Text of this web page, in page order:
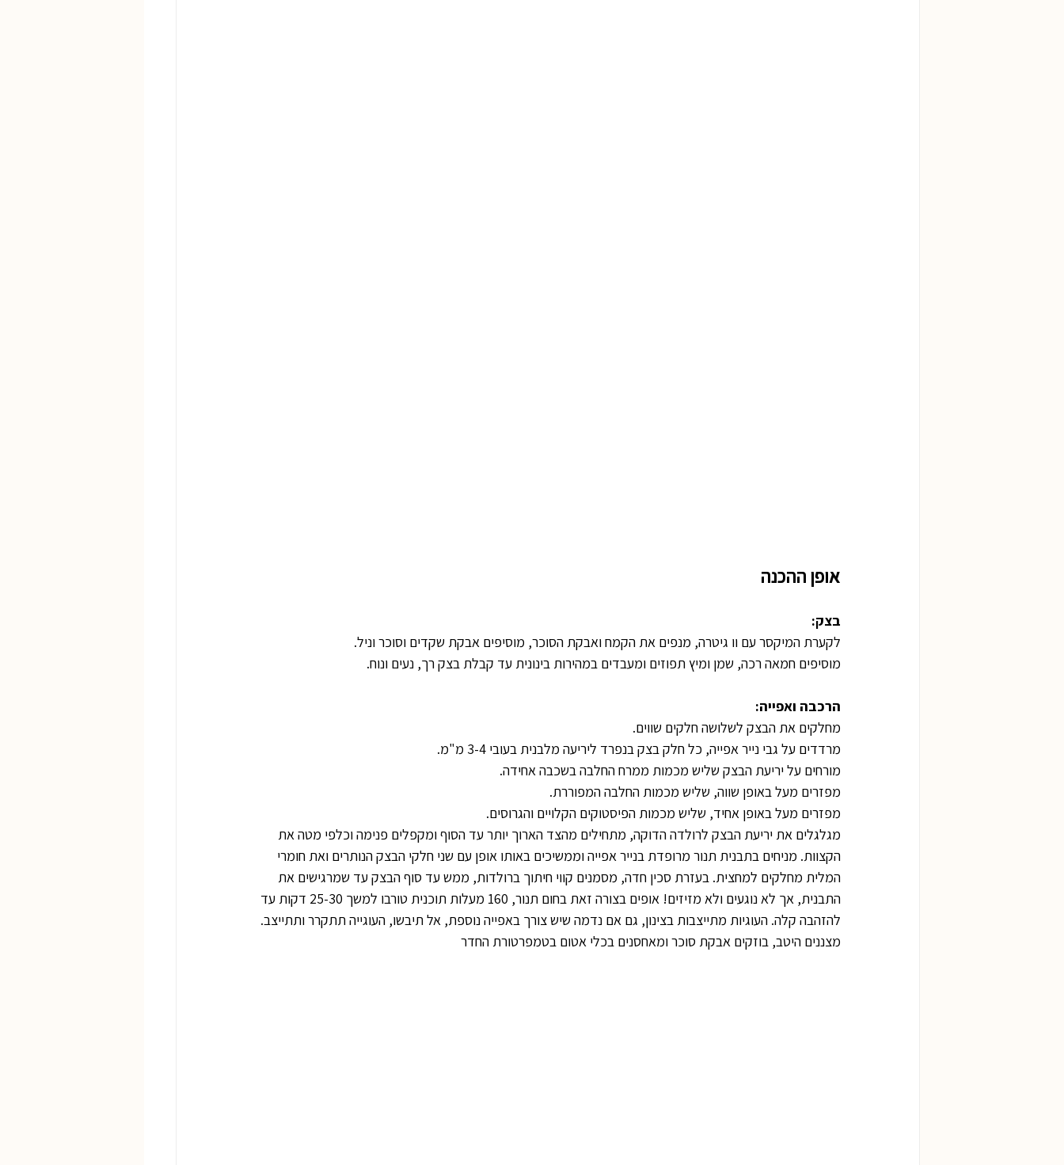
אופן ההכנה
בצק:
לקערת המיקסר עם וו גיטרה, מנפים את הקמח ואבקת הסוכר, מוסיפים אבקת שקדים וסוכר וניל.
מוסיפים חמאה רכה, שמן ומיץ תפוזים ומעבדים במהירות בינונית עד קבלת בצק רך, נעים ונוח.
הרכבה ואפייה:
מחלקים את הבצק לשלושה חלקים שווים.
מרדדים על גבי נייר אפייה, כל חלק בצק בנפרד ליריעה מלבנית בעובי 3-4 מ"מ.
מורחים על יריעת הבצק שליש מכמות ממרח החלבה בשכבה אחידה.
מפזרים מעל באופן שווה, שליש מכמות החלבה המפוררת.
מפזרים מעל באופן אחיד, שליש מכמות הפיסטוקים הקלויים והגרוסים.
מגלגלים את יריעת הבצק לרולדה הדוקה, מתחילים מהצד הארוך יותר עד הסוף ומקפלים פנימה וכלפי מטה את
הקצוות. מניחים בתבנית תנור מרופדת בנייר אפייה וממשיכים באותו אופן עם שני חלקי הבצק הנותרים ואת חומרי
המלית מחלקים למחצית. בעזרת סכין חדה, מסמנים קווי חיתוך ברולדות, ממש עד סוף הבצק עד שמרגישים את
התבנית, אך לא נוגעים ולא מזיזים! אופים בצורה זאת בחום תנור, 160 מעלות תוכנית טורבו למשך 25-30 דקות עד
להזהבה קלה. העוגיות מתייצבות בצינון, גם אם נדמה שיש צורך באפייה נוספת, אל תיבשו, העוגייה תתקרר ותתייצב.
מצננים היטב, בוזקים אבקת סוכר ומאחסנים בכלי אטום בטמפרטורת החדר